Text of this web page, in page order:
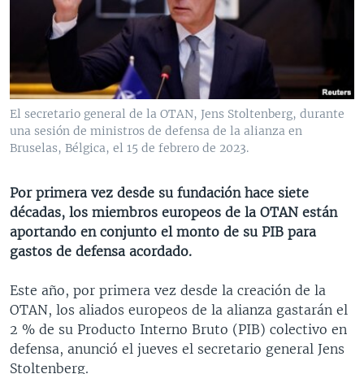
VENEZUELA
BRASIL
NICARAGUA
ECONOMÍA
ENTRETENIMIENTO Y CULTURA
TECNOLOGÍA
DEPORTES
CIENCIA Y SALUD
MULTIMEDIA
VIDEOS
FOTOGRAFÍA
AUDIOS
PROGRAMAS TV
EL MUNDO AL DÍA
FORO INTERAMERICANO
VISIÓN 360
PANORAMA
RADIO
AVANCE INFORMATIVO
AUDIONOTICIAS
ESTADOS UNIDOS AL DÍA
EL MUNDO AL DÍA [RADIO]
FORO [RADIO]
NOTA ECONÓMICA
ENTRETENIMIENTO
DIRECT
DOCUMENTALES DE LA VOA
SÍGANOS
Idiomas
El secretario general de la OTAN, Jens Stoltenberg, durante
una sesión de ministros de defensa de la alianza en
Bruselas, Bélgica, el 15 de febrero de 2023.
Por primera vez desde su fundación hace siete
décadas, los miembros europeos de la OTAN están
aportando en conjunto el monto de su PIB para
gastos de defensa acordado.
Este año, por primera vez desde la creación de la
OTAN, los aliados europeos de la alianza gastarán el
2 % de su Producto Interno Bruto (PIB) colectivo en
defensa, anunció el jueves el secretario general Jens
Stoltenberg.